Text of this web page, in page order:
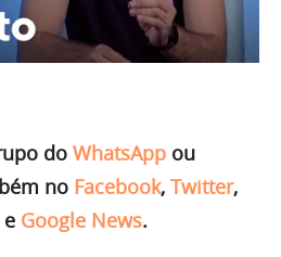
do WhatsApp ou
no Facebook, Twitter,
e Google News.